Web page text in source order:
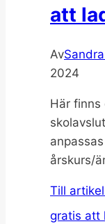
att
Av
2024
Här finns
årskurs/
Till
gratis att